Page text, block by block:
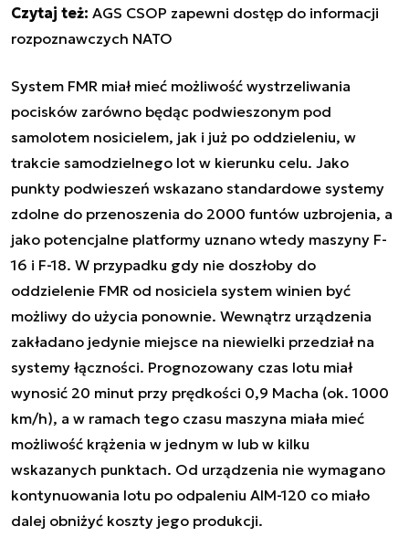
Czytaj też: AGS CSOP zapewni dostęp do informacji
rozpoznawczych NATO
System FMR miał mieć możliwość wystrzeliwania
pocisków zarówno będąc podwieszonym pod
samolotem nosicielem, jak i już po oddzieleniu, w
trakcie samodzielnego lot w kierunku celu. Jako
punkty podwieszeń wskazano standardowe systemy
zdolne do przenoszenia do 2000 funtów uzbrojenia, a
jako potencjalne platformy uznano wtedy maszyny F-
16 i F-18. W przypadku gdy nie doszłoby do
oddzielenie FMR od nosiciela system winien być
możliwy do użycia ponownie. Wewnątrz urządzenia
zakładano jedynie miejsce na niewielki przedział na
systemy łączności. Prognozowany czas lotu miał
wynosić 20 minut przy prędkości 0,9 Macha (ok. 1000
km/h), a w ramach tego czasu maszyna miała mieć
możliwość krążenia w jednym w lub w kilku
wskazanych punktach. Od urządzenia nie wymagano
kontynuowania lotu po odpaleniu AIM-120 co miało
dalej obniżyć koszty jego produkcji.